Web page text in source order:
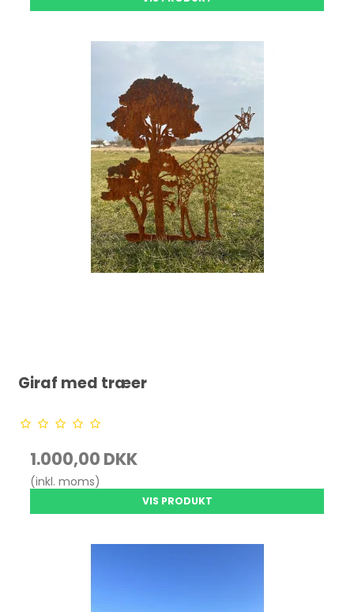
Giraf med træer
1.000,00 DKK
(inkl. moms)
VIS PRODUKT